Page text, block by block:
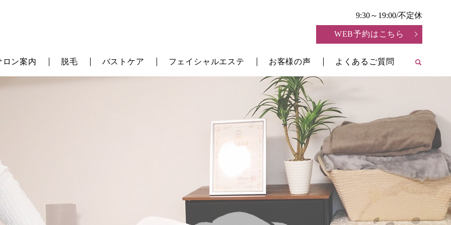
9:30～19:00/不定休
WEB予約はこちら
ロン案内 脱毛 バストケア フェイシャルエステ お客様の声 よくあるご質問 search